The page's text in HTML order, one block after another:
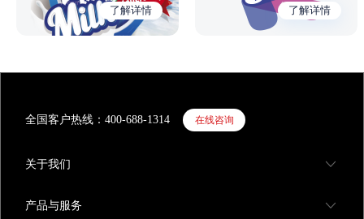
了解详情 了解详情
全国客户热线：400-688-1314 在线咨询
关于我们
产品与服务